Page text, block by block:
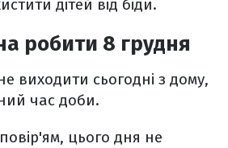
дітей від біди.
робити 8 грудня
виходити сьогодні з дому,
час доби.
цього дня не